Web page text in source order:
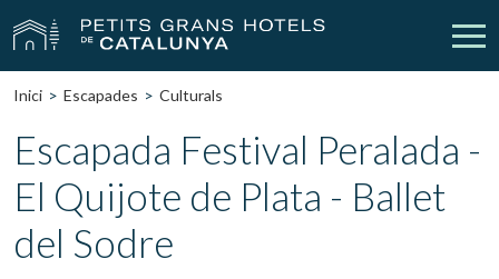
Els Nostres Hotels Escapades
Casaments Empreses
Xecs Regal
Inici Escapades Culturals
Escapada Festival Peralada -
El Quijote de Plata - Ballet
del Sodre